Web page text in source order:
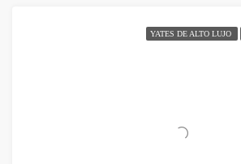
YATES DE ALTO LUJO